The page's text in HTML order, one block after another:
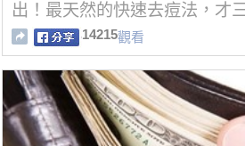
出！最天然的快速去痘法，才
肌！
14215觀看